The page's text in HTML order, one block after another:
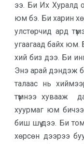
ээ. Би Их Хуралд
юм бэ. Би харин
улстөрчид ард
угаагаад байх юм.
хий биз дээ. Би
Энэ арай дэндэж
талаас нь
түмнээ хувааж
хуурмаг юм
биш шүү дээ. Би
хөрсөн дээрээ